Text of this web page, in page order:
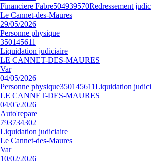
Financiere Fabre504939570Redressement
Le Cannet-des-Maures
29/05/2026
Personne physique
350145611
Liquidation judiciaire
LE CANNET-DES-MAURES
Var
04/05/2026
Personne physique350145611Liquidation
LE CANNET-DES-MAURES
04/05/2026
Auto'repare
793734302
Liquidation judiciaire
Le Cannet-des-Maures
Var
10/02/2026